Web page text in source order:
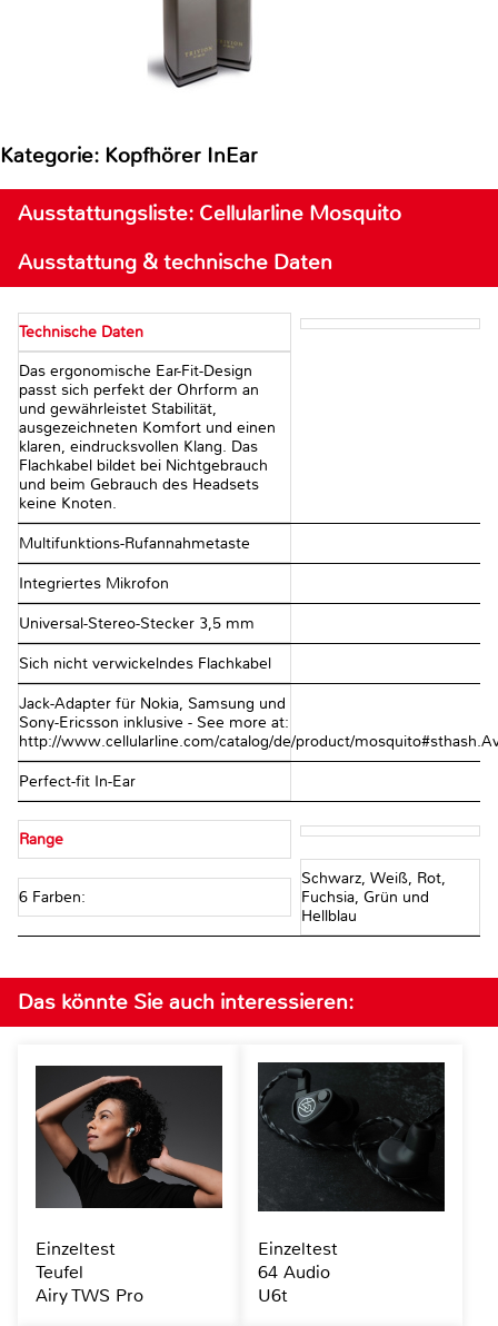
Kategorie: Kopfhörer InEar
Ausstattungsliste: Cellularline Mosquito
Ausstattung & technische Daten
Technische Daten
Das ergonomische Ear-Fit-Design
passt sich perfekt der Ohrform an
und gewährleistet Stabilität,
ausgezeichneten Komfort und einen
klaren, eindrucksvollen Klang. Das
Flachkabel bildet bei Nichtgebrauch
und beim Gebrauch des Headsets
keine Knoten.
Multifunktions-Rufannahmetaste
Integriertes Mikrofon
Universal-Stereo-Stecker 3,5 mm
Sich nicht verwickelndes Flachkabel
Jack-Adapter für Nokia, Samsung und
Sony-Ericsson inklusive - See more at:
http://www.cellularline.com/catalog/de/product/
Perfect-fit In-Ear
Range
6 Farben:
Schwarz, Weiß, Rot,
Fuchsia, Grün und
Hellblau
Das könnte Sie auch interessieren:
Einzeltest
Teufel
Airy TWS Pro
Einzeltest
64 Audio
U6t